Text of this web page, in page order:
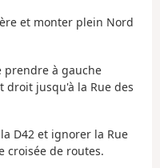
et monter plein Nord
prendre à gauche
droit jusqu'à la Rue des
D42 et ignorer la Rue
croisée de routes.